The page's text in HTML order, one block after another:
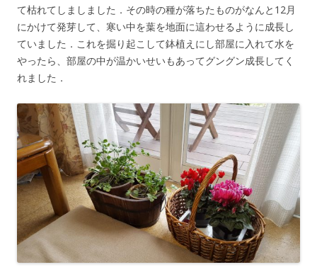
て枯れてしましました．その時の種が落ちたものがなんと12月
にかけて発芽して、寒い中を葉を地面に這わせるように成長し
ていました．これを掘り起こして鉢植えにし部屋に入れて水を
やったら、部屋の中が温かいせいもあってグングン成長してく
れました．